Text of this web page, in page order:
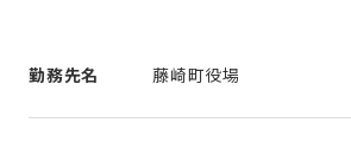
勤務先名 藤崎町役場